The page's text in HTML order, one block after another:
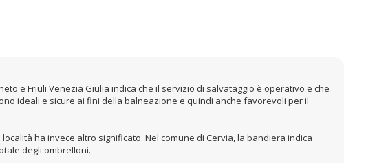
e Friuli Venezia Giulia indica che il servizio di salvataggio è operativo e che
ideali e sicure ai fini della balneazione e quindi anche favorevoli per il
ha invece altro significato. Nel comune di Cervia, la bandiera indica
degli ombrelloni.